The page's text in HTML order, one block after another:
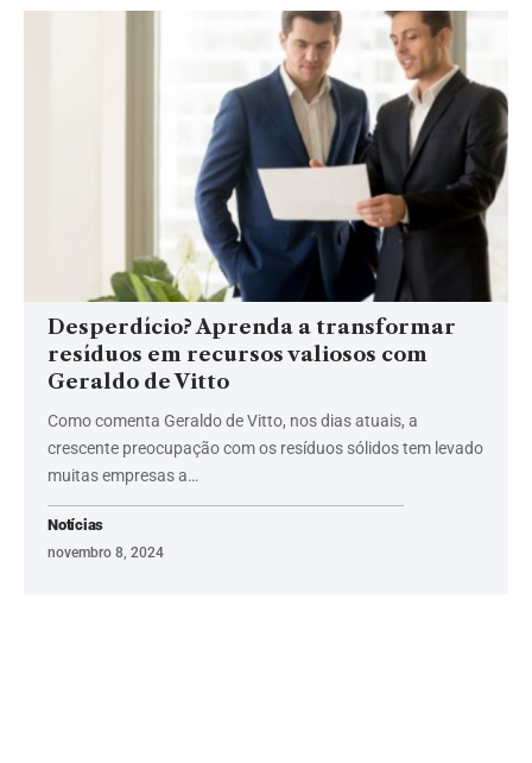
Desperdício? Aprenda a transformar
resíduos em recursos valiosos com
Geraldo de Vitto
Como comenta Geraldo de Vitto, nos dias atuais, a
crescente preocupação com os resíduos sólidos tem levado
muitas empresas a…
Notícias
novembro 8, 2024